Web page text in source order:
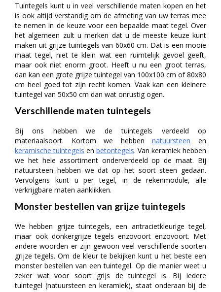
Tuintegels kunt u in veel verschillende maten kopen en het
is ook altijd verstandig om de afmeting van uw terras mee
te nemen in de keuze voor een bepaalde maat tegel. Over
het algemeen zult u merken dat u de meeste keuze kunt
maken uit grijze tuintegels van 60x60 cm. Dat is een mooie
maat tegel, niet te klein wat een ruimtelijk gevoel geeft,
maar ook niet enorm groot. Heeft u nu een groot terras,
dan kan een grote grijze tuintegel van 100x100 cm of 80x80
cm heel goed tot zijn recht komen. Vaak kan een kleinere
tuintegel van 50x50 cm dan wat onrustig ogen.
Verschillende maten tuintegels
Bij ons hebben we de tuintegels verdeeld op
materiaalsoort. Kortom we hebbennatuursteen en
keramische tuintegels en betontegels. Van keramiek hebben
we het hele assortiment onderverdeeld op de maat. Bij
natuursteen hebben we dat op het soort steen gedaan.
Vervolgens kunt u per tegel, in de rekenmodule, alle
verkrijgbare maten aanklikken.
Monster bestellen van grijze tuintegels
We hebben grijze tuintegels, een antracietkleurige tegel,
maar ook donkergrijze tegels enzovoort enzovoort. Met
andere woorden er zijn gewoon veel verschillende soorten
grijze tegels. Om de kleur te bekijken kunt u het beste een
monster bestellen van een tuintegel. Op die manier weet u
zeker wat voor soort grijs de tuintegel is. Bij iedere
tuintegel (natuursteen en keramiek), staat onderaan bij de